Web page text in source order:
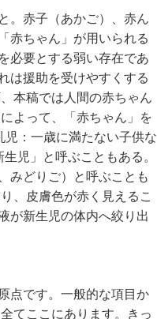
。赤子（あかご）、赤ん
赤ちゃん」が用いられる
必要とする弱い存在であ
は援助を受けやすくする
本稿では人間の赤ちゃん
よって、「赤ちゃん」を
：一歳に満たない子供な
児」と呼ぶこともある。
みどりご）と呼ぶことも
、皮膚色が赤く見えるこ
が新生児の体内へ絞り出
点です。一般的な項目か
てここにあります。きっ